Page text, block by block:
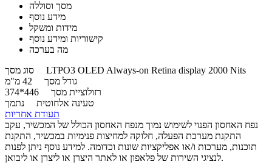
מסך וסוללה
מידע נוסף
מידות ומשקל
קישוריות ומידע נוסף
מה בערכה
סוג מסך LTPO3 OLED Always-on Retina display 2000 Nits
גודל מסך
רזולוציית מסך
טעינה אלחוטית נתמך
תעודת אחריות
נפח האחסון הפנוי לשימוש נמוך מנפח האחסון הכולל של המכשיר, עקב
התקנת מערכת הפעלה, חלוקה למחיצות פנימיות במכשיר, התקנת
תוכנות, מערכות ו/או אפליקציות שונות וכדומה. למידע נוסף ניתן לפנות
לנציגי השירות של פלאפון או לאתר היצרן או ליצרן או ליבואן.